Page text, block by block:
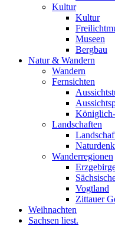
Kultur
Kultur
Museen
Bergbau
Natur & Wandern
Wandern
Fernsichten
Landschaften
Wanderregionen
Vogtland
Zittauer
Weihnachten
Sachsen liest.